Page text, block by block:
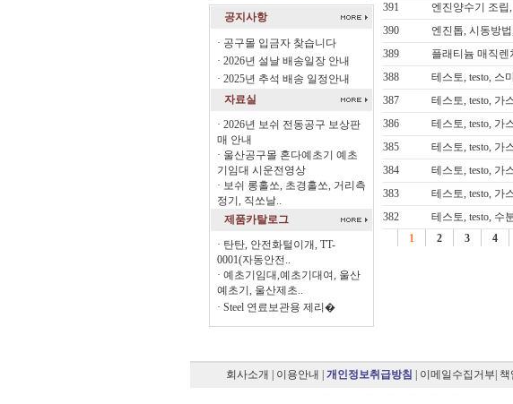
공지사항
· 공구몰 입금자 찾습니다
· 2026년 설날 배송일장 안내
· 2025년 추석 배송 일정안내
자료실
· 2026년 보쉬 전동공구 보상판
매 안내
· 울산공구몰 혼다예초기 예초
기임대 시운전영상
· 보쉬 롱홀쏘, 초경홀쏘, 거리측
정기, 직쏘날..
제품카탈로그
· 탄탄, 안전화털이개, TT-
0001(자동안전..
· 예초기임대,예초기대여, 울산
예초기, 울산제초..
· Steel 연료보관용 제리�
391
엔진양수기 조립
390
엔진톱, 시동방
389
플래티늄 매직렌
388
테스토, testo, 스
387
테스토, testo, 가
386
테스토, testo, 가
385
테스토, testo, 가
384
테스토, testo, 가
383
테스토, testo, 가
382
테스토, testo, 수
1
2 3 4
회사소개 이용안내 개인정보취급방침 이메일수집거부 책